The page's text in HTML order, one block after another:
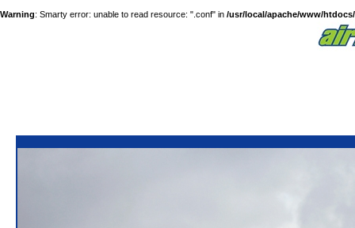
Warning: Smarty error: unable to read resource: ".conf" in /usr/local/apache/www/